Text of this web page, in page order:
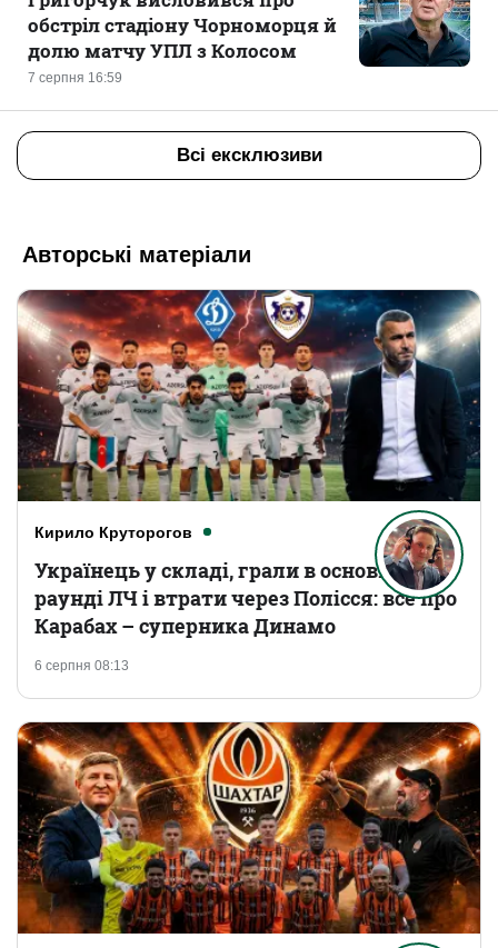
7 серпня 16:59
обстріл стадіону Чорноморця й
долю матчу УПЛ з Колосом
Всі ексклюзиви
Авторські матеріали
Кирило Круторогов
6 серпня 08:13
Українець у складі, грали в основному
раунді ЛЧ і втрати через Полісся: все про
Карабах – суперника Динамо